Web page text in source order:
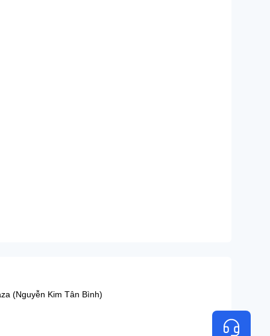
(Nguyễn Kim Tân Bình)